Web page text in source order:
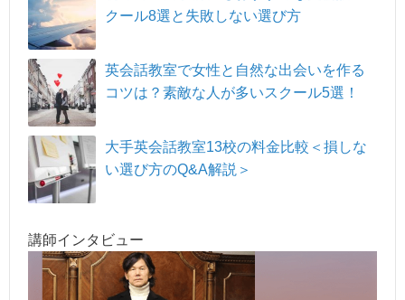
クール8選と失敗しない選び方
英会話教室で女性と自然な出会いを作る
コツは？素敵な人が多いスクール5選！
大手英会話教室13校の料金比較＜損しな
い選び方のQ&A解説＞
講師インタビュー